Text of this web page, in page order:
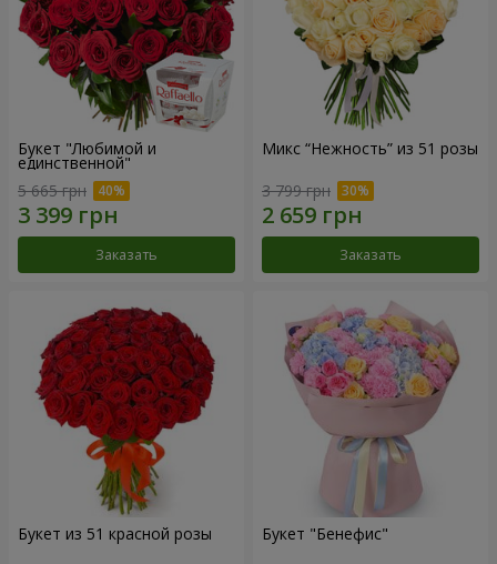
Букет "Любимой и
единственной"
5 665 грн
Заказать
Микс “Нежность” из 51 розы
3 799 грн
Заказать
Букет из 51 красной розы Букет "Бенефис"